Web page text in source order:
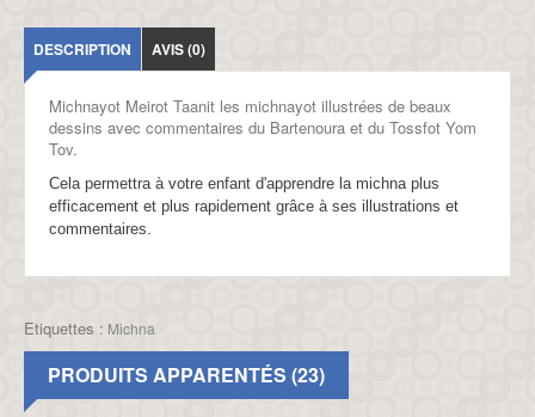
DESCRIPTION AVIS (0)
Michnayot Meirot Taanit les michnayot illustrées de beaux
dessins avec commentaires du Bartenoura et du Tossfot Yom
Tov.
Cela permettra à votre enfant d'apprendre la michna plus
efficacement et plus rapidement grâce à ses illustrations et
commentaires.
Etiquettes : Michna
PRODUITS APPARENTÉS (23)